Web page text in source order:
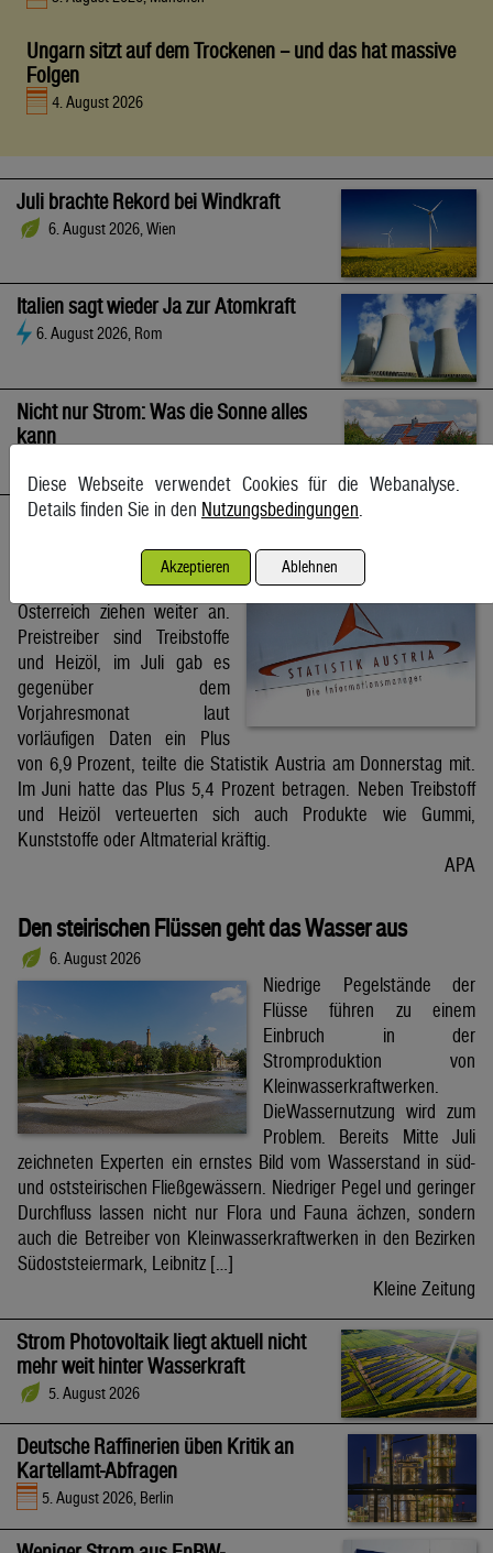
Ungarn sitzt auf dem Trockenen – und das hat massive
Folgen
4. August 2026
Juli brachte Rekord bei Windkraft
6. August 2026, Wien
Italien sagt wieder Ja zur Atomkraft
6. August 2026, Rom
Nicht nur Strom: Was die Sonne alles
kann
Großhandelspreise legten auch im Juli kräftig zu
6. August 2026, Wien
Die Großhandelspreise in
Österreich ziehen weiter an.
Preistreiber sind Treibstoffe
und Heizöl, im Juli gab es
gegenüber dem
Vorjahresmonat laut
vorläufigen Daten ein Plus
von 6,9 Prozent, teilte die Statistik Austria am Donnerstag mit.
Im Juni hatte das Plus 5,4 Prozent betragen. Neben Treibstoff
und Heizöl verteuerten sich auch Produkte wie Gummi,
Kunststoffe oder Altmaterial kräftig.
APA
Den steirischen Flüssen geht das Wasser aus
6. August 2026
Niedrige Pegelstände der
Flüsse führen zu einem
Einbruch in der
Stromproduktion von
Kleinwasserkraftwerken.
DieWassernutzung wird zum
Problem. Bereits Mitte Juli
zeichneten Experten ein ernstes Bild vom Wasserstand in süd-
und oststeirischen Fließgewässern. Niedriger Pegel und geringer
Durchfluss lassen nicht nur Flora und Fauna ächzen, sondern
auch die Betreiber von Kleinwasserkraftwerken in den Bezirken
Südoststeiermark, Leibnitz […]
Kleine Zeitung
Strom Photovoltaik liegt aktuell nicht
mehr weit hinter Wasserkraft
5. August 2026
Deutsche Raffinerien üben Kritik an
Kartellamt-Abfragen
5. August 2026, Berlin
Diese Webseite verwendet Cookies für die Webanalyse.
Details finden Sie in den Nutzungsbedingungen.
Akzeptieren Ablehnen